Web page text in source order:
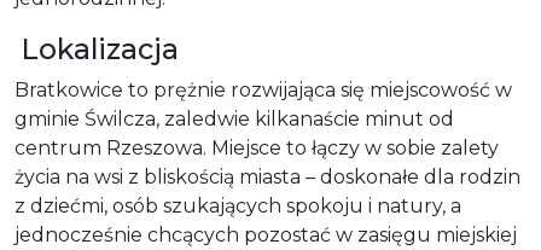
Lokalizacja
Bratkowice to prężnie rozwijająca się miejscowość w
gminie Świlcza, zaledwie kilkanaście minut od
centrum Rzeszowa. Miejsce to łączy w sobie zalety
życia na wsi z bliskością miasta – doskonałe dla rodzin
z dziećmi, osób szukających spokoju i natury, a
jednocześnie chcących pozostać w zasięgu miejskiej